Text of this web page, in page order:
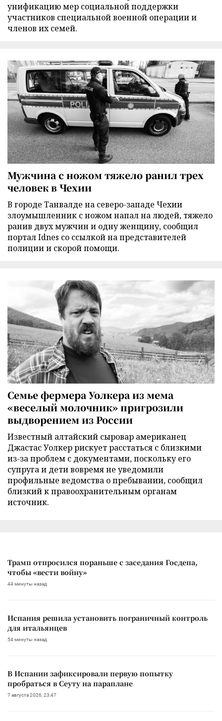
унификацию мер социальной поддержки
участников специальной военной операции и
членов их семей.
Мужчина с ножом тяжело ранил трех
человек в Чехии
В городе Танвалде на северо-западе Чехии
злоумышленник с ножом напал на людей, тяжело
ранив двух мужчин и одну женщину, сообщил
портал Idnes со ссылкой на представителей
полиции и скорой помощи.
Семье фермера Уолкера из мема
«веселый молочник» пригрозили
выдворением из России
Известный алтайский сыровар американец
Джастас Уолкер рискует расстаться с близкими
из-за проблем с документами, поскольку его
супруга и дети вовремя не уведомили
профильные ведомства о пребывании, сообщил
близкий к правоохранительным органам
источник.
Трамп отпросился пораньше с заседания Госдепа,
чтобы «вести войну»
44 минуты назад
Испания решила установить пограничный контроль
для итальянцев
54 минуты назад
В Испании зафиксировали первую попытку
пробраться в Сеуту на параплане
7 августа 2026, 23:47